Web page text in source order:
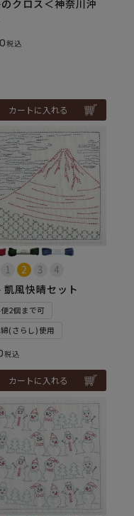
クロス＜神奈川沖
税込
カートに入れる
凱風快晴セット
2個まで可
(さらし)使用
税込
カートに入れる